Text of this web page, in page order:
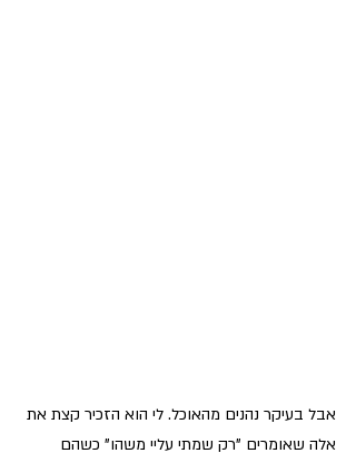
אבל בעיקר נהנים מהאוכל. לי הוא הזכיר קצת את
אלה שאומרים "רק שמתי עליי משהו" כשהם